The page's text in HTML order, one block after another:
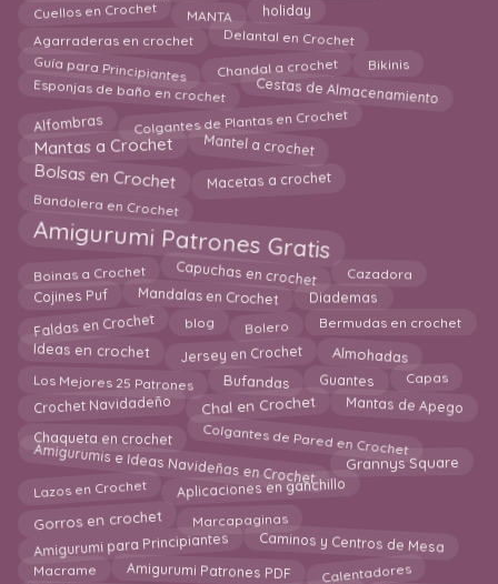
Cuellos en Crochet MANTA holiday
Agarraderas en crochet Delantal en Crochet
Guía para Principiantes Chandal a crochet Bikinis
Esponjas de baño en crochet Cestas de Almacenamiento
Alfombras Colgantes de Plantas en Crochet
Mantas a Crochet Mantel a crochet
Bolsas en Crochet Macetas a crochet
Bandolera en Crochet
Amigurumi Patrones Gratis
Boinas a Crochet Capuchas en crochet Cazadora
Cojines Puf Mandalas en Crochet Diademas
Faldas en Crochet blog Bolero Bermudas en crochet
Ideas en crochet Jersey en Crochet Almohadas
Los Mejores 25 Patrones Bufandas Guantes Capas
Crochet Navidadeño Chal en Crochet Mantas de Apego
Chaqueta en crochet Colgantes de Pared en Crochet
Amigurumis e Ideas Navideñas en Crochet Grannys Square
Lazos en Crochet Aplicaciones en ganchillo
Gorros en crochet Marcapaginas
Amigurumi para Principiantes Caminos y Centros de Mesa
Macrame Amigurumi Patrones PDF Calentadores